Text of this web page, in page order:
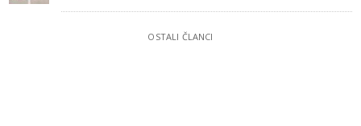
OSTALI ČLANCI